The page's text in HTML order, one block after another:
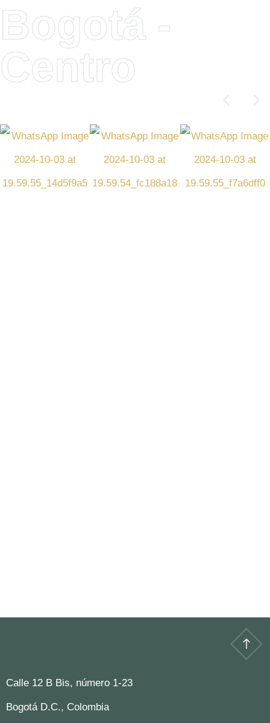
Bogotá -
Centro
Calle 12 B Bis, número 1-23
Bogotá D.C., Colombia